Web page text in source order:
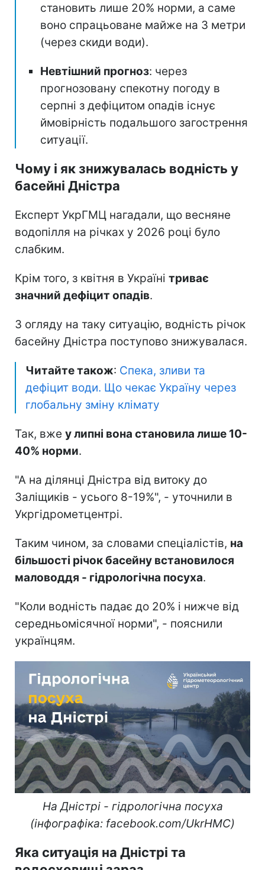
становить лише 20% норми, а саме
воно спрацьоване майже на 3 метри
(через скиди води).
Невтішний прогноз: через
прогнозовану спекотну погоду в
серпні з дефіцитом опадів існує
ймовірність подальшого загострення
ситуації.
Чому і як знижувалась водність у
басейні Дністра
Експерт УкрГМЦ нагадали, що весняне
водопілля на річках у 2026 році було
слабким.
Крім того, з квітня в Україні триває
значний дефіцит опадів.
З огляду на таку ситуацію, водність річок
басейну Дністра поступово знижувалася.
Читайте також: Спека, зливи та
дефіцит води. Що чекає Україну через
глобальну зміну клімату
Так, вже у липні вона становила лише 10-
40% норми.
"А на ділянці Дністра від витоку до
Заліщиків - усього 8-19%", - уточнили в
Укргідрометцентрі.
Таким чином, за словами спеціалістів, на
більшості річок басейну встановилося
маловоддя - гідрологічна посуха.
"Коли водність падає до 20% і нижче від
середньомісячної норми", - пояснили
українцям.
На Дністрі - гідрологічна посуха
(інфографіка: facebook.com/UkrHMC)
Яка ситуація на Дністрі та